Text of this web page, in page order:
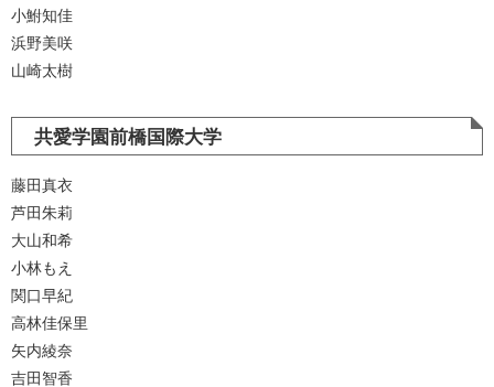
小鮒知佳
浜野美咲
山崎太樹
共愛学園前橋国際大学
藤田真衣
芦田朱莉
大山和希
小林もえ
関口早紀
高林佳保里
矢内綾奈
吉田智香